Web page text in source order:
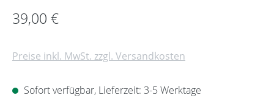
Regulärer Preis:
39,00 €
Preise inkl. MwSt. zzgl. Versandkosten
Sofort verfügbar, Lieferzeit: 3-5 Werktage